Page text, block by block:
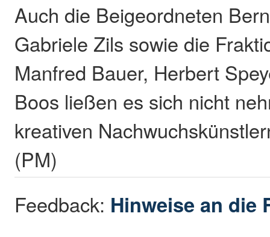
Auch die Beigeordneten
Gabriele Zils sowie die
Manfred Bauer, Herbert
Boos ließen es sich nicht
kreativen
(PM)
Feedback: Hinweise an die